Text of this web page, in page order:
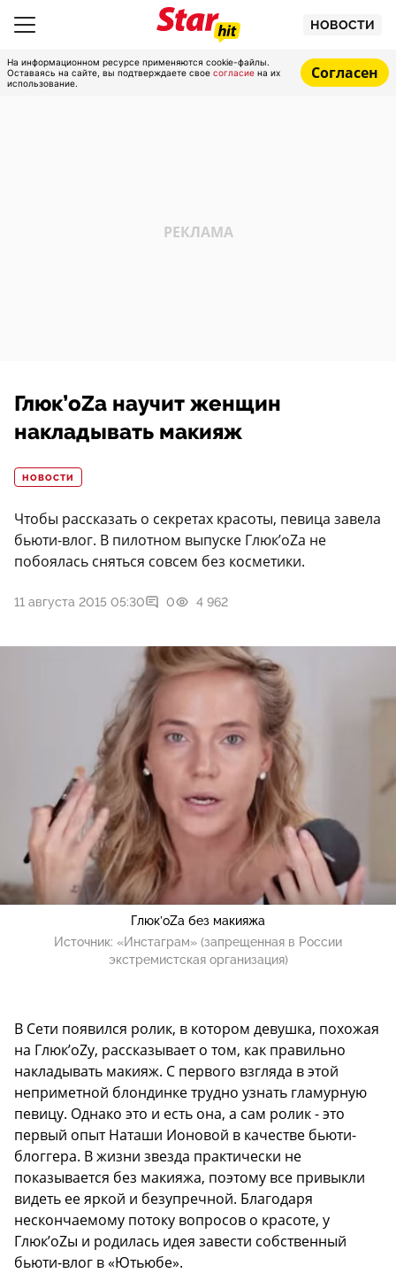
НОВОСТИ
На информационном ресурсе применяются cookie-файлы.
Оставаясь на сайте, вы подтверждаете свое согласие на их
использование.
Согласен
Глюк’oZa научит женщин
накладывать макияж
НОВОСТИ
Чтобы рассказать о секретах красоты, певица завела
бьюти-влог. В пилотном выпуске Глюк’oZa не
побоялась сняться совсем без косметики.
11 августа 2015 05:30 0 4 962
Глюк’oZa без макияжа
Источник: «Инстаграм» (запрещенная в России
экстремистская организация)
В Сети появился ролик, в котором девушка, похожая
на Глюк’oZу, рассказывает о том, как правильно
накладывать макияж. С первого взгляда в этой
неприметной блондинке трудно узнать гламурную
певицу. Однако это и есть она, а сам ролик - это
первый опыт Наташи Ионовой в качестве бьюти-
блоггера. В жизни звезда практически не
показывается без макияжа, поэтому все привыкли
видеть ее яркой и безупречной. Благодаря
нескончаемому потоку вопросов о красоте, у
Глюк’oZы и родилась идея завести собственный
бьюти-влог в «Ютьюбе».